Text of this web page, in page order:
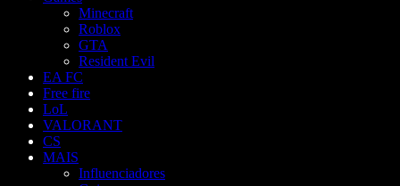
Minecraft
Roblox
GTA
Resident Evil
EA FC
Free fire
LoL
VALORANT
CS
MAIS
Influenciadores